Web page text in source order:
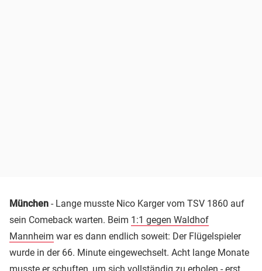
München - Lange musste Nico Karger vom TSV 1860 auf
sein Comeback warten. Beim 1:1 gegen Waldhof
Mannheim war es dann endlich soweit: Der Flügelspieler
wurde in der 66. Minute eingewechselt. Acht lange Monate